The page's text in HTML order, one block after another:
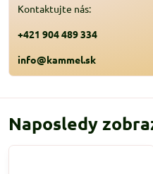
Kontaktujte nás:
+421 904 489 334
info@kammel.sk
Naposledy